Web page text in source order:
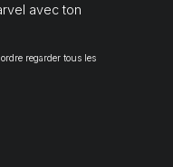
avec ton
regarder tous les